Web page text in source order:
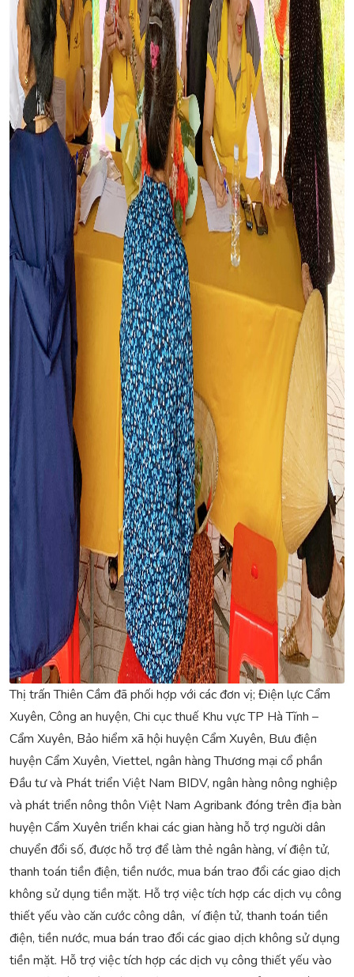
Thị trấn Thiên Cầm đã phối hợp với các đơn vị; Điện lực Cẩm
Xuyên, Công an huyện, Chi cục thuế Khu vực TP Hà Tĩnh –
Cẩm Xuyên, Bảo hiểm xã hội huyện Cẩm Xuyên, Bưu điện
huyện Cẩm Xuyên, Viettel, ngân hàng Thương mại cổ phần
Đầu tư và Phát triển Việt Nam BIDV, ngân hàng nông nghiệp
và phát triển nông thôn Việt Nam Agribank đóng trên địa bàn
huyện Cẩm Xuyên triển khai các gian hàng hỗ trợ người dân
chuyển đổi số, được hỗ trợ để làm thẻ ngân hàng, ví điện tử,
thanh toán tiền điện, tiền nước, mua bán trao đổi các giao dịch
không sử dụng tiền mặt. Hỗ trợ việc tích hợp các dịch vụ công
thiết yếu vào căn cước công dân, ví điện tử, thanh toán tiền
điện, tiền nước, mua bán trao đổi các giao dịch không sử dụng
tiền mặt. Hỗ trợ việc tích hợp các dịch vụ công thiết yếu vào